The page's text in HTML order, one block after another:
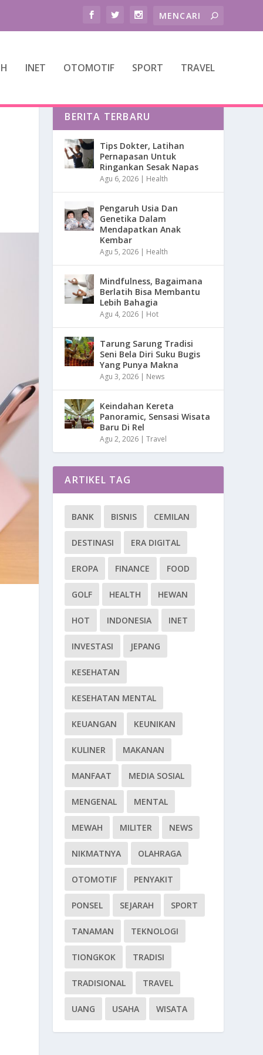
INET OTOMOTIF SPORT TRAVEL
BERITA TERBARU
Tips Dokter, Latihan
Pernapasan Untuk
Ringankan Sesak Napas
Agu 6, 2026 | Health
Pengaruh Usia Dan
Genetika Dalam
Mendapatkan Anak
Kembar
Agu 5, 2026 | Health
Mindfulness, Bagaimana
Berlatih Bisa Membantu
Lebih Bahagia
Agu 4, 2026 | Hot
Tarung Sarung Tradisi
Seni Bela Diri Suku Bugis
Yang Punya Makna
Agu 3, 2026 | News
Keindahan Kereta
Panoramic, Sensasi Wisata
Baru Di Rel
Agu 2, 2026 |Travel
ARTIKEL TAG
BANK BISNIS CEMILAN
DESTINASI ERA DIGITAL
EROPA FINANCE FOOD
GOLF HEALTH HEWAN
HOT INDONESIA INET
INVESTASI JEPANG
KESEHATAN
KESEHATAN MENTAL
KEUANGAN KEUNIKAN
KULINER MAKANAN
MANFAAT MEDIA SOSIAL
MENGENAL MENTAL
MEWAH MILITER NEWS
NIKMATNYA OLAHRAGA
OTOMOTIF PENYAKIT
PONSEL SEJARAH SPORT
TANAMAN TEKNOLOGI
TIONGKOK TRADISI
TRADISIONAL TRAVEL
UANG USAHA WISATA